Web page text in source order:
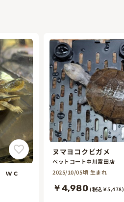
ｗｃ
ヌマヨコクビガメ
ペットコート中川富田店
2025/10/05頃 生まれ
￥4,980 (税込￥5,478)